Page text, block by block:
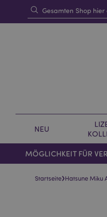
NEU
MÖGLICHKEIT FÜR
Startseite›Hatsune Miku